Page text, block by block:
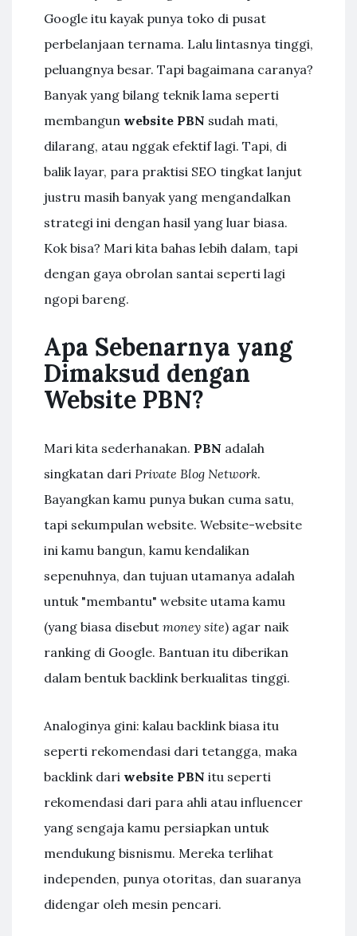
Google itu kayak punya toko di pusat
perbelanjaan ternama. Lalu lintasnya tinggi,
peluangnya besar. Tapi bagaimana caranya?
Banyak yang bilang teknik lama seperti
membangun website PBN sudah mati,
dilarang, atau nggak efektif lagi. Tapi, di
balik layar, para praktisi SEO tingkat lanjut
justru masih banyak yang mengandalkan
strategi ini dengan hasil yang luar biasa.
Kok bisa? Mari kita bahas lebih dalam, tapi
dengan gaya obrolan santai seperti lagi
ngopi bareng.
Apa Sebenarnya yang
Dimaksud dengan
Website PBN?
Mari kita sederhanakan. PBN adalah
singkatan dari Private Blog Network.
Bayangkan kamu punya bukan cuma satu,
tapi sekumpulan website. Website-website
ini kamu bangun, kamu kendalikan
sepenuhnya, dan tujuan utamanya adalah
untuk "membantu" website utama kamu
(yang biasa disebut money site) agar naik
ranking di Google. Bantuan itu diberikan
dalam bentuk backlink berkualitas tinggi.
Analoginya gini: kalau backlink biasa itu
seperti rekomendasi dari tetangga, maka
backlink dari website PBN itu seperti
rekomendasi dari para ahli atau influencer
yang sengaja kamu persiapkan untuk
mendukung bisnismu. Mereka terlihat
independen, punya otoritas, dan suaranya
didengar oleh mesin pencari.